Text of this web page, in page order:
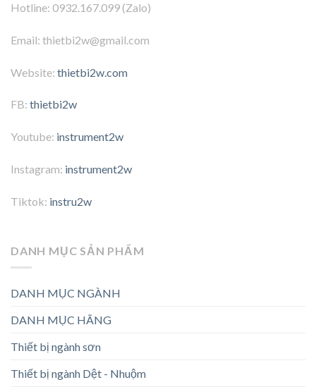
Hotline: 0932.167.099 (Zalo)
Email: thietbi2w@gmail.com
Website: thietbi2w.com
FB: thietbi2w
Youtube: instrument2w
Instagram: instrument2w
Tiktok: instru2w
DANH MỤC SẢN PHẨM
DANH MỤC NGÀNH
DANH MỤC HÃNG
Thiết bị ngành sơn
Thiết bị ngành Dệt - Nhuộm